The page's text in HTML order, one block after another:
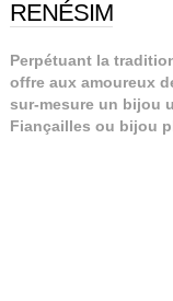
RENÉSIM
Perpétuant la
offre aux amoureux
sur-mesure un bijou
Fiançailles ou bijou